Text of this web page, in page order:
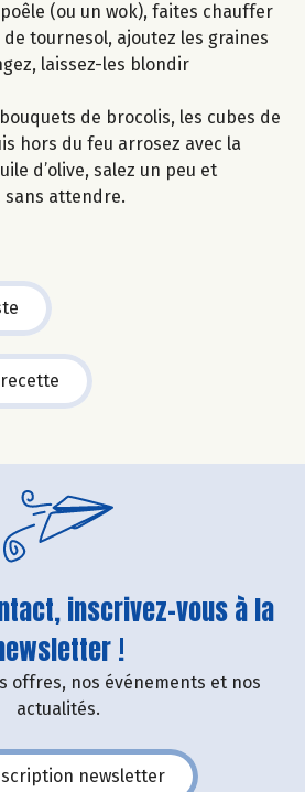
(ou un wok), faites chauffer
de tournesol, ajoutez les graines
laissez-les blondir
de brocolis, les cubes de
hors du feu arrosez avec la
d’olive, salez un peu et
sans attendre.
inscrivez-vous à la
!
offres, nos événements et nos
actualités.
newsletter